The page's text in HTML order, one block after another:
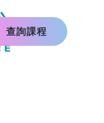
查詢課程